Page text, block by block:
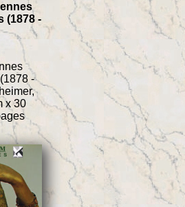
(1878 -
-
x 30